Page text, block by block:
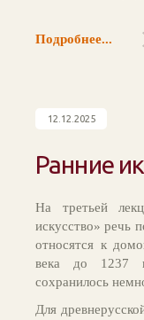
Подробнее...
12.12.2025
Ранние
На третьей
искусство» речь
относятся к
века до 1237
сохранилось
Для